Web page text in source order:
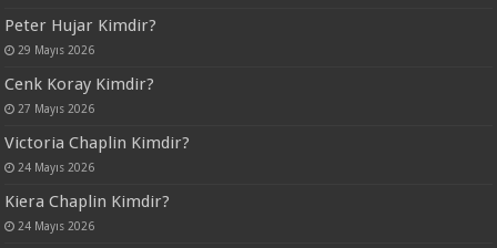
Peter Hujar Kimdir?
29 Mayıs 2026
Cenk Koray Kimdir?
27 Mayıs 2026
Victoria Chaplin Kimdir?
24 Mayıs 2026
Kiera Chaplin Kimdir?
24 Mayıs 2026